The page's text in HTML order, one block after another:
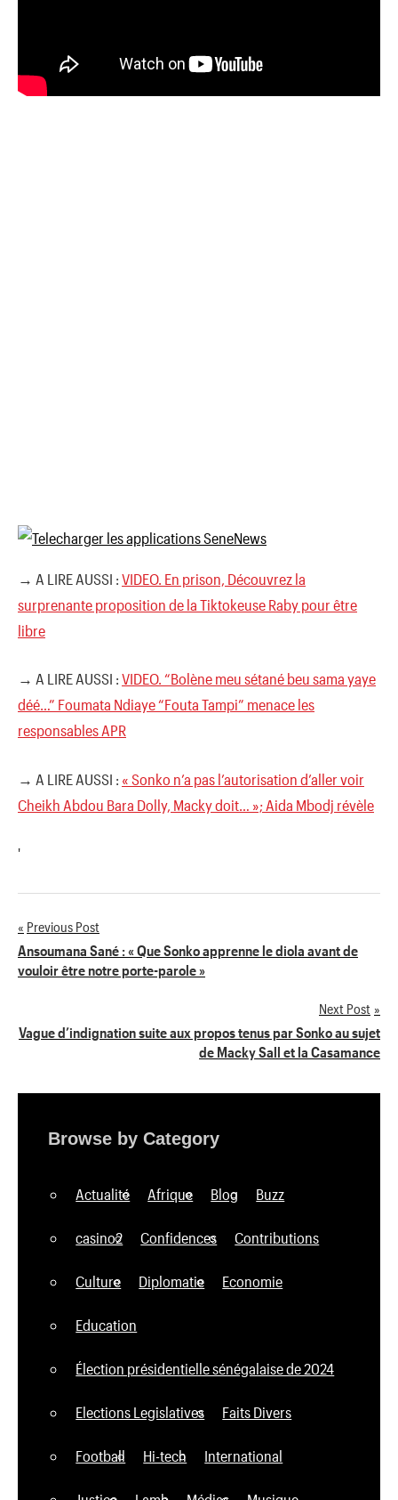
→ A LIRE AUSSI : VIDEO. En prison, Découvrez la
surprenante proposition de la Tiktokeuse Raby pour être
libre
→ A LIRE AUSSI : VIDEO. “Bolène meu sétané beu sama yaye
déé…” Foumata Ndiaye “Fouta Tampi” menace les
responsables APR
→ A LIRE AUSSI : « Sonko n’a pas l’autorisation d’aller voir
Cheikh Abdou Bara Dolly, Macky doit… »; Aida Mbodj révèle
'
Navigation
de
Previous Post
Ansoumana Sané : « Que Sonko apprenne le diola avant de
vouloir être notre porte-parole »
Next Post
Vague d’indignation suite aux propos tenus par Sonko au sujet
de Macky Sall et la Casamance
Browse by Category
Actualité Afrique Blog Buzz
casino2 Confidences Contributions
Culture Diplomatie Economie
Education
Élection présidentielle sénégalaise de 2024
Elections Legislatives Faits Divers
Football Hi-tech International